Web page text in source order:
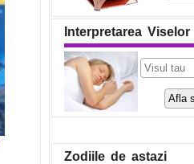
Interpretarea Viselor
Zodiile de astazi